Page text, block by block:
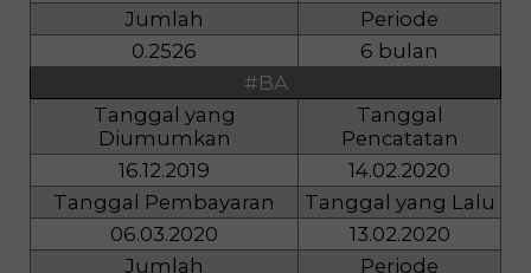
Jumlah
Periode
0.2526
6 bulan
#BA
Tanggal yang
Diumumkan
Tanggal
Pencatatan
16.12.2019
14.02.2020
Tanggal Pembayaran
Tanggal yang Lalu
06.03.2020
13.02.2020
Jumlah
Periode